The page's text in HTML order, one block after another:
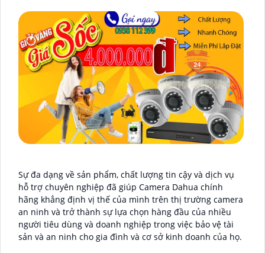
Sự đa dạng về sản phẩm, chất lượng tin cậy và dịch vụ
hỗ trợ chuyên nghiệp đã giúp Camera Dahua chính
hãng khẳng định vị thế của mình trên thị trường camera
an ninh và trở thành sự lựa chọn hàng đầu của nhiều
người tiêu dùng và doanh nghiệp trong việc bảo vệ tài
sản và an ninh cho gia đình và cơ sở kinh doanh của họ.